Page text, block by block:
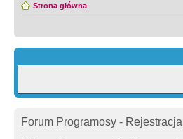
Strona główna
Forum Programosy - Rejestracja